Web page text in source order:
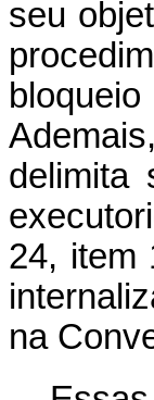
seu
delimita
24, item
na